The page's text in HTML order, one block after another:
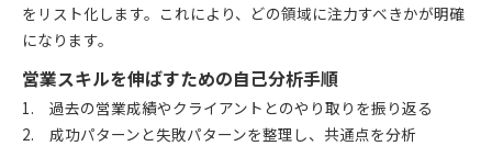
をリスト化します。これにより、どの領域に注力すべきかが明確
になります。
営業スキルを伸ばすための自己分析手順
過去の営業成績やクライアントとのやり取りを振り返る
成功パターンと失敗パターンを整理し、共通点を分析